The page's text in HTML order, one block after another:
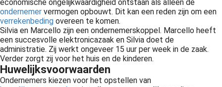
economische ongelijkwaardigheid ontstaan als alleen de
ondernemer vermogen opbouwt. Dit kan een reden zijn om een
verrekenbeding overeen te komen.
Silvia en Marcello zijn een ondernemerskoppel. Marcello heeft
een succesvolle elektronicazaak en Silvia doet de
administratie. Zij werkt ongeveer 15 uur per week in de zaak.
Verder zorgt zij voor het huis en de kinderen.
Huwelijksvoorwaarden
Ondernemers kiezen voor het opstellen van